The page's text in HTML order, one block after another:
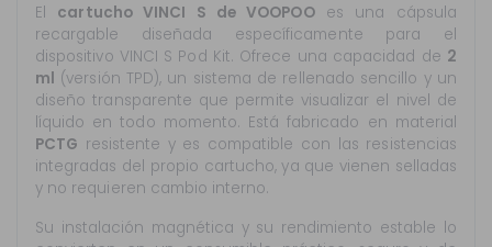
El cartucho VINCI S de VOOPOOes una cápsula
recargable diseñada específicamente para el
dispositivo VINCI S Pod Kit. Ofrece una capacidad de 2
ml (versión TPD), un sistema de rellenado sencillo y un
diseño transparente que permite visualizar el nivel de
líquido en todo momento. Está fabricado en material
PCTG resistente y es compatible con las resistencias
integradas del propio cartucho, ya que vienen selladas
y no requieren cambio interno.
Su instalación magnética y su rendimiento estable lo